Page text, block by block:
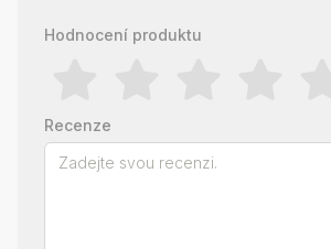
Hodnocení produktu
Recenze